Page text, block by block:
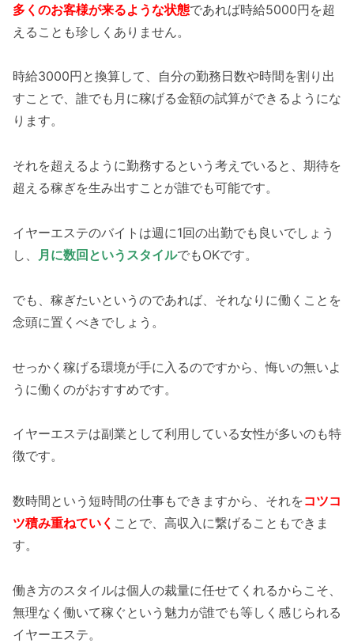
多くのお客様が来るような状態であれば時給5000円を超
えることも珍しくありません。
時給3000円と換算して、自分の勤務日数や時間を割り出
すことで、誰でも月に稼げる金額の試算ができるようにな
ります。
それを超えるように勤務するという考えでいると、期待を
超える稼ぎを生み出すことが誰でも可能です。
イヤーエステのバイトは週に1回の出勤でも良いでしょう
し、
月に数回というスタイルでもOKです。
でも、稼ぎたいというのであれば、それなりに働くことを
念頭に置くべきでしょう。
せっかく稼げる環境が手に入るのですから、悔いの無いよ
うに働くのがおすすめです。
イヤーエステは副業として利用している女性が多いのも特
徴です。
数時間という短時間の仕事もできますから、それをコツコ
ツ積み重ねていく ことで、高収入に繋げることもできま
す。
働き方のスタイルは個人の裁量に任せてくれるからこそ、
無理なく働いて稼ぐという魅力が誰でも等しく感じられる
イヤーエステ。